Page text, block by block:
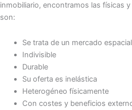
inmobiliario, encontramos las físicas
son:
Se trata de un mercado espacial
Indivisible
Durable
Su oferta es inelástica
Heterogéneo físicamente
Con costes y beneficios